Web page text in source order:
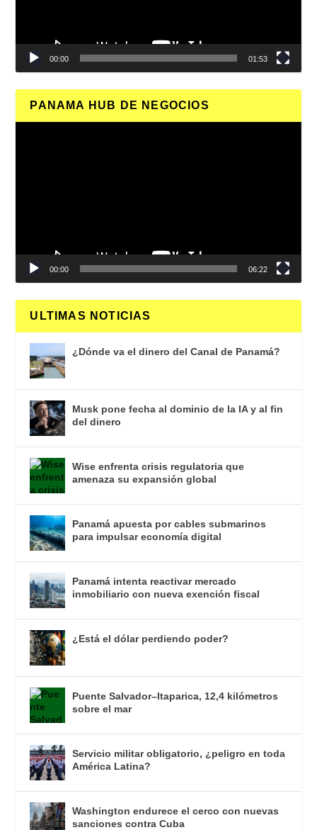
00:00 01:53
PANAMA HUB DE NEGOCIOS
00:00 06:22
ULTIMAS NOTICIAS
¿Dónde va el dinero del Canal de Panamá?
Musk pone fecha al dominio de la IA y al fin
del dinero
Wise enfrenta crisis regulatoria que
amenaza su expansión global
Panamá apuesta por cables submarinos
para impulsar economía digital
Panamá intenta reactivar mercado
inmobiliario con nueva exención fiscal
¿Está el dólar perdiendo poder?
Puente Salvador–Itaparica, 12,4 kilómetros
sobre el mar
Servicio militar obligatorio, ¿peligro en toda
América Latina?
Washington endurece el cerco con nuevas
sanciones contra Cuba